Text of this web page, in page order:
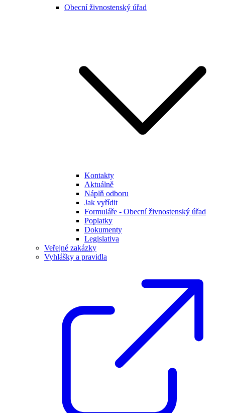
Obecní živnostenský úřad
Kontakty
Aktuálně
Náplň odboru
Jak vyřídit
Formuláře - Obecní živnostenský úřad
Poplatky
Dokumenty
Legislativa
Veřejné zakázky
Vyhlášky a pravidla